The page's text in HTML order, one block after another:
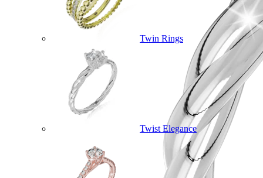
Twin Rings
Twist Elegance